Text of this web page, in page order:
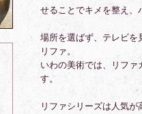
せることでキメを整え、
場所を選ばず、テレビを
リファ。
いわの美術では、リファ
す。
リファシリーズは人気